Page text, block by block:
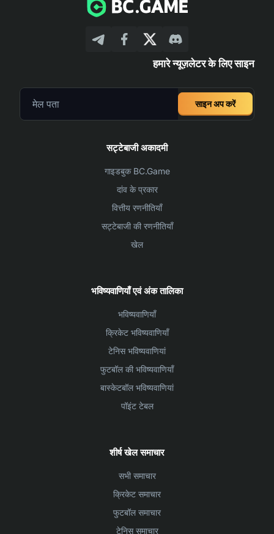
हमारे न्यूज़लेटर के लिए साइन
साइन अप करें
सट्टेबाजी अकादमी
गाइडबुक BC.Game
दांव के प्रकार
वित्तीय रणनीतियाँ
सट्टेबाजी की रणनीतियाँ
खेल
भविष्यवाणियाँ एवं अंक तालिका
भविष्यवाणियाँ
क्रिकेट भविष्यवाणियाँ
टेनिस भविष्यवाणियां
फुटबॉल की भविष्यवाणियाँ
बास्केटबॉल भविष्यवाणियां
पॉइंट टेबल
शीर्ष खेल समाचार
सभी समाचार
क्रिकेट समाचार
फुटबॉल समाचार
टेनिस समाचार